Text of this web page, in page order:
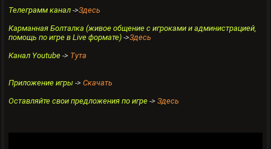
Телеграмм канал ->Здесь
Карманная Болталка (живое общение с игроками и администрацией,
помощь по игре в Live формате) ->Здесь
Канал Youtube -> Тута
Приложение игры -> Скачать
Оставляйте свои предложения по игре -> Здесь